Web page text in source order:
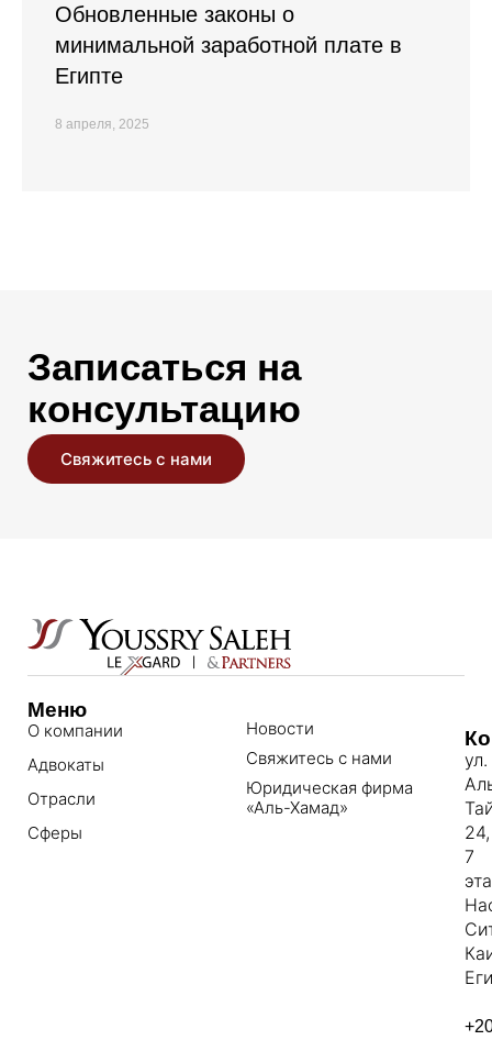
Обновленные законы о
минимальной заработной плате в
Египте
8 апреля, 2025
Записаться на
консультацию
Свяжитесь с нами
Меню
О компании
Адвокаты
Отрасли
Сферы
Новости
Свяжитесь с нами
Юридическая фирма
«Аль-Хамад»
ул.
24,
7